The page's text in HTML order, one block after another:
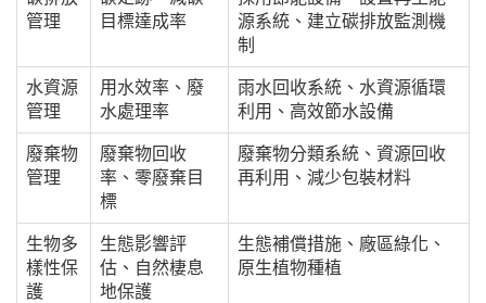
管理
目標達成率
源系統、建立碳排放監測機
制
水資源
管理
用水效率、廢
水處理率
雨水回收系統、水資源循環
利用、高效節水設備
廢棄物
管理
廢棄物回收
率、零廢棄目
標
廢棄物分類系統、資源回收
再利用、減少包裝材料
生物多
樣性保
護
生態影響評
估、自然棲息
地保護
生態補償措施、廠區綠化、
原生植物種植